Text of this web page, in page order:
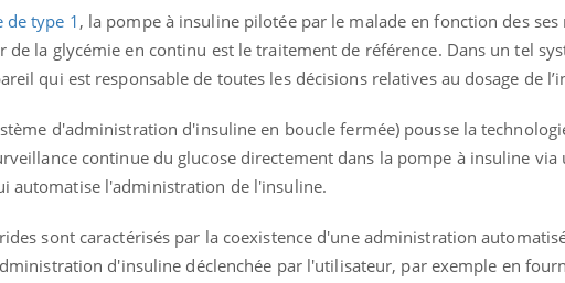
de type 1 , la pompe à insuline pilotée par le malade en fonction des ses
de la glycémie en continu est le traitement de référence. Dans un tel
qui est responsable de toutes les décisions relatives au dosage de
d'administration d'insuline en boucle fermée) pousse la
continue du glucose directement dans la pompe à insuline via
automatise l'administration de l'insuline.
sont caractérisés par la coexistence d'une administration
d'insuline déclenchée par l'utilisateur, par exemple en
2
Youtube
Eczéma Chronique des Mains : se
L'été arrive… et avec lui, un tout nouveau
rythme de vie ! Vacances, plage, piscine,
Le Ramadan approche,
nombreuses personnes
diabète, c'est une période